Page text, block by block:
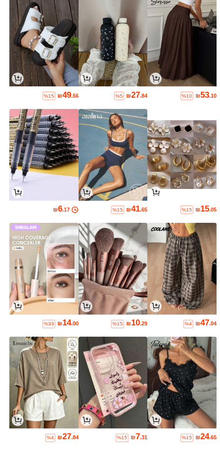
₪53.10
%10
₪27.84
%5
₪49.56
%15
₪15.05
%15
₪41.65
%15
₪6.17
₪47.04
%4
₪10.29
%15
₪14.00
%33
₪24.65
%15
₪7.31
%15
₪27.84
%4